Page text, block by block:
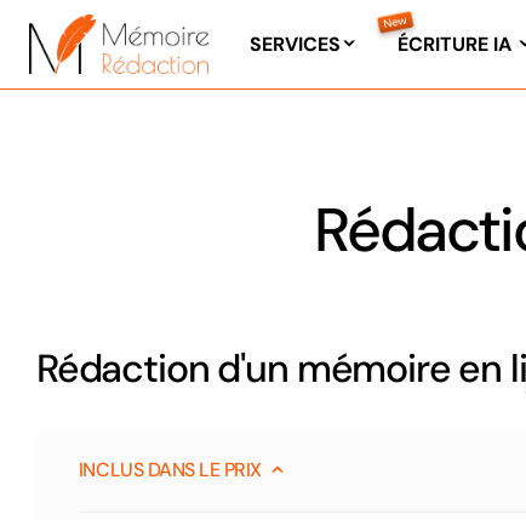
contenu
SERVICES ÉCRITURE IA
Rédaction d'un mémoire en
INCLUS DANS LE PRIX